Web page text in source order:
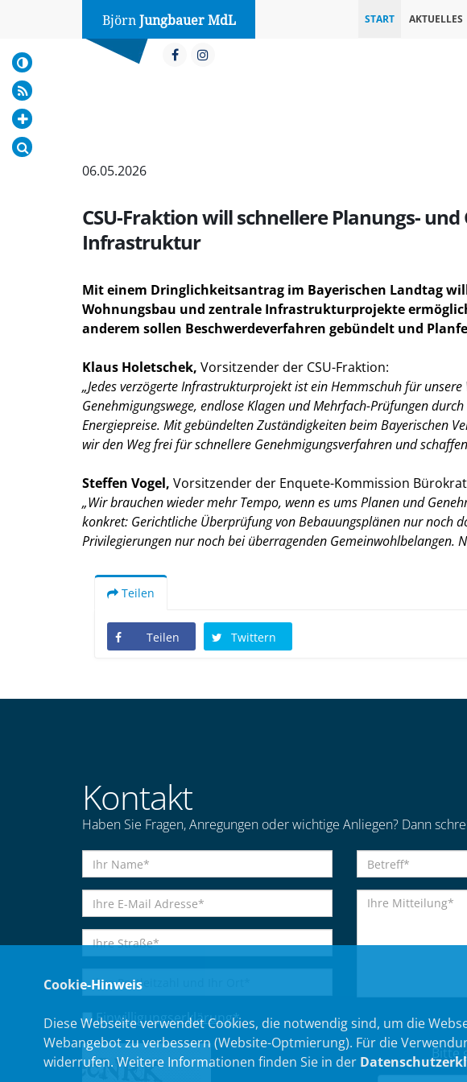
Björn Jungbauer MdL START AKTUELLES
06.05.2026
CSU-Fraktion will schnellere Planungs-
Infrastruktur
Mit einem Dringlichkeitsantrag im Bayerischen Landtag
Wohnungsbau und zentrale Infrastrukturprojekte
anderem sollen Beschwerdeverfahren gebündelt und
Klaus Holetschek, Vorsitzender der CSU-Fraktion:
Jedes verzögerte Infrastrukturprojekt ist ein Hemmschuh für
Genehmigungswege, endlose Klagen und Mehrfach-Prüfungen
Energiepreise. Mit gebündelten Zuständigkeiten beim Bayerischen
wir den Weg frei für schnellere Genehmigungsverfahren und
Steffen Vogel, Vorsitzender der Enquete-Kommission
Wir brauchen wieder mehr Tempo, wenn es ums Planen und
konkret: Gerichtliche Überprüfung von Bebauungsplänen nur noch
Privilegierungen nur noch bei überragenden Gemeinwohlbelangen.
Teilen
Teilen Twittern
Kontakt
Haben Sie Fragen, Anregungen oder wichtige Anliegen? Dann
Einwilligungserklärung*
Bitte
Cookie-Hinweis
Diese Webseite verwendet Cookies, die notwendig sind, um die
Webangebot zu verbessern (Website-Optmierung). Für die
widerrufen. Weitere Informationen finden Sie in der